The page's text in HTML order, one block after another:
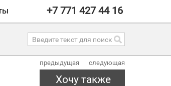
+7 771 427 44 16
Хочу также
предыдущая следующая